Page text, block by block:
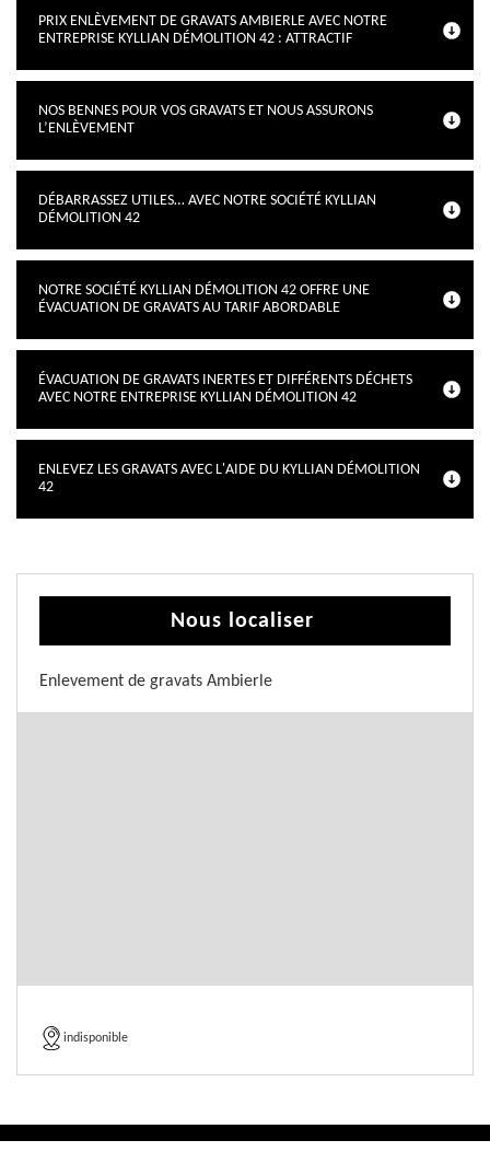
PRIX ENLÈVEMENT DE GRAVATS AMBIERLE AVEC NOTRE
ENTREPRISE KYLLIAN DÉMOLITION 42 : ATTRACTIF
NOS BENNES POUR VOS GRAVATS ET NOUS ASSURONS
L’ENLÈVEMENT
DÉBARRASSEZ UTILES… AVEC NOTRE SOCIÉTÉ KYLLIAN
DÉMOLITION 42
NOTRE SOCIÉTÉ KYLLIAN DÉMOLITION 42 OFFRE UNE
ÉVACUATION DE GRAVATS AU TARIF ABORDABLE
ÉVACUATION DE GRAVATS INERTES ET DIFFÉRENTS DÉCHETS
AVEC NOTRE ENTREPRISE KYLLIAN DÉMOLITION 42
ENLEVEZ LES GRAVATS AVEC L'AIDE DU KYLLIAN DÉMOLITION
42
Nous localiser
Enlevement de gravats Ambierle
indisponible